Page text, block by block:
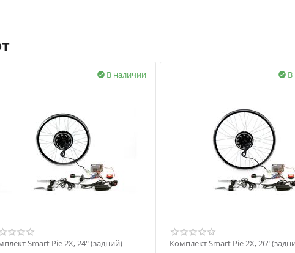
В наличии

Smart Pie 2X, 24" (задний)
В

Комплект Smart Pie 2X, 26"